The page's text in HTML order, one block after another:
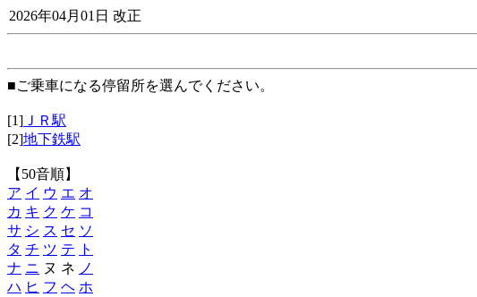
2026年04月01日 改正
■ご乗車になる停留所を選んでください。
[1] ＪＲ駅
[2]地下鉄駅
【50音順】
ア イ ウ エ オ
カ キ ク ケ コ
サ シ ス セ ソ
タ チ ツ テ
ト
ナ ニ ヌ ネ ノ
ハ ヒ フ ヘ ホ